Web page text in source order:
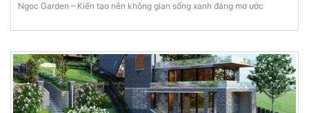
Ngoc Garden – Kiến tạo nên không gian sống xanh đáng mơ ước